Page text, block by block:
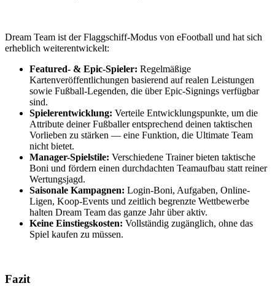
Dream Team ist der Flaggschiff-Modus von eFootball und hat sich
erheblich weiterentwickelt:
Featured- & Epic-Spieler: Regelmäßige
Kartenveröffentlichungen basierend auf realen Leistungen
sowie Fußball-Legenden, die über Epic-Signings verfügbar
sind.
Spielerentwicklung: Verteile Entwicklungspunkte, um die
Attribute deiner Fußballer entsprechend deinen taktischen
Vorlieben zu stärken — eine Funktion, die Ultimate Team
nicht bietet.
Manager-Spielstile: Verschiedene Trainer bieten taktische
Boni und fördern einen durchdachten Teamaufbau statt reiner
Wertungsjagd.
Saisonale Kampagnen: Login-Boni, Aufgaben, Online-
Ligen, Koop-Events und zeitlich begrenzte Wettbewerbe
halten Dream Team das ganze Jahr über aktiv.
Keine Einstiegskosten: Vollständig zugänglich, ohne das
Spiel kaufen zu müssen.
Fazit